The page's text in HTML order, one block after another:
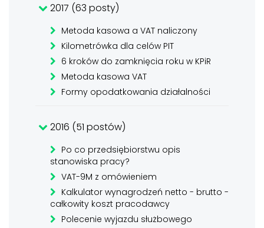
2017 (63 posty)
Metoda kasowa a VAT naliczony
Kilometrówka dla celów PIT
6 kroków do zamknięcia roku w KPiR
Metoda kasowa VAT
Formy opodatkowania działalności
2016 (51 postów)
Po co przedsiębiorstwu opis
stanowiska pracy?
VAT-9M z omówieniem
Kalkulator wynagrodzeń netto - brutto -
całkowity koszt pracodawcy
Polecenie wyjazdu służbowego